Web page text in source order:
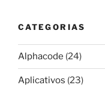
CATEGORIAS
Alphacode (24)
Aplicativos (23)